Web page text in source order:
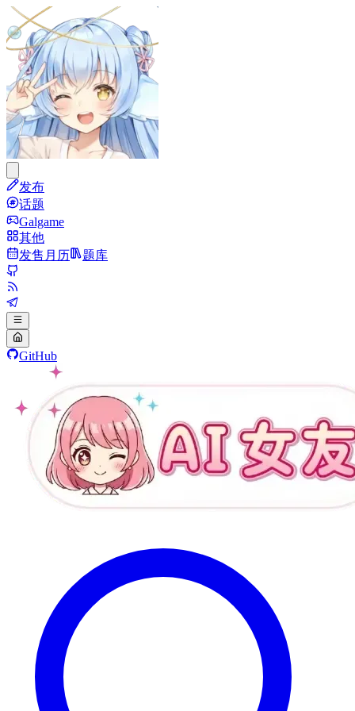
发布
话题
Galgame
其他
发售月历
题库
GitHub